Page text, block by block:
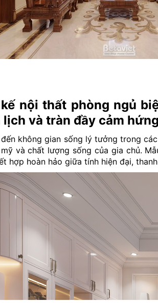
nội thất phòng ngủ
lịch và tràn đầy cảm
đến không gian sống lý tưởng trong
và chất lượng sống của gia chủ.
hợp hoàn hảo giữa tính hiện đại,